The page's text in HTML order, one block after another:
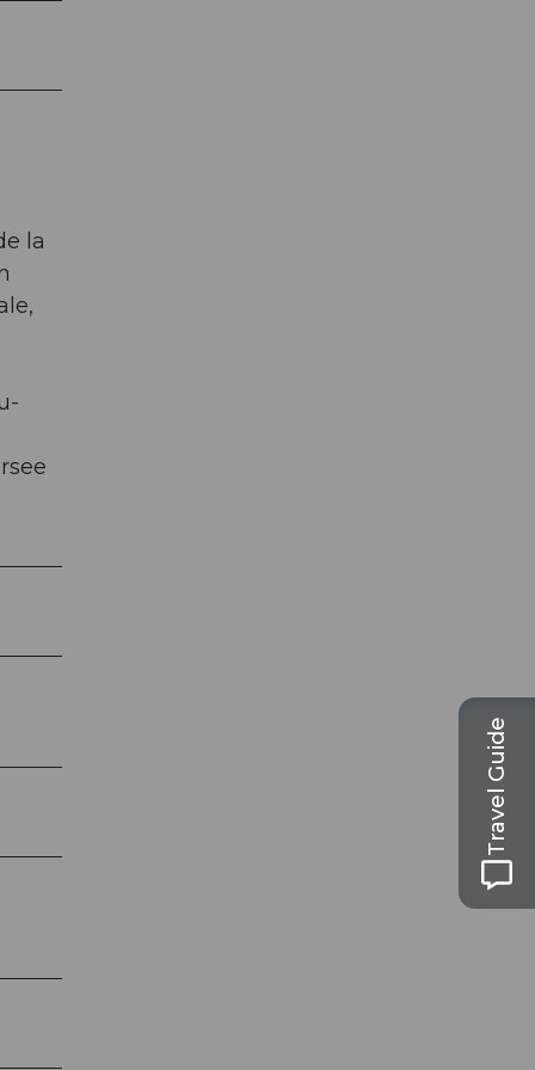
la
Travel Guide